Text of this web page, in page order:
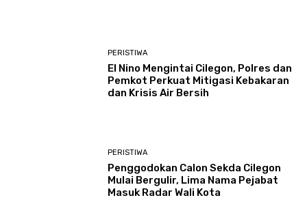
PERISTIWA
El Nino Mengintai Cilegon, Polres dan
Pemkot Perkuat Mitigasi Kebakaran
dan Krisis Air Bersih
PERISTIWA
Penggodokan Calon Sekda Cilegon
Mulai Bergulir, Lima Nama Pejabat
Masuk Radar Wali Kota